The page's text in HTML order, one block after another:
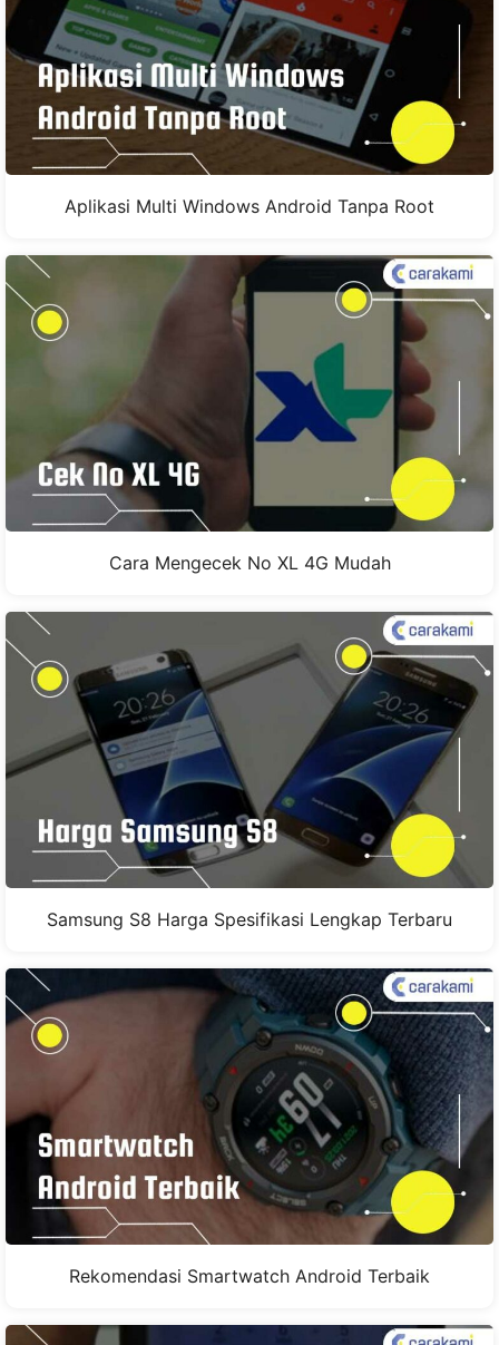
Aplikasi Multi Windows Android Tanpa Root
Cara Mengecek No XL 4G Mudah
Samsung S8 Harga Spesifikasi Lengkap Terbaru
Rekomendasi Smartwatch Android Terbaik